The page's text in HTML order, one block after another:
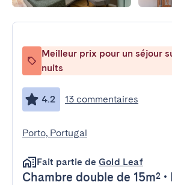
Meilleur prix pour un séjour
nuits
4.2 13 commentaires
Porto, Portugal
Fait partie de Gold Leaf
Chambre double de 15m² •